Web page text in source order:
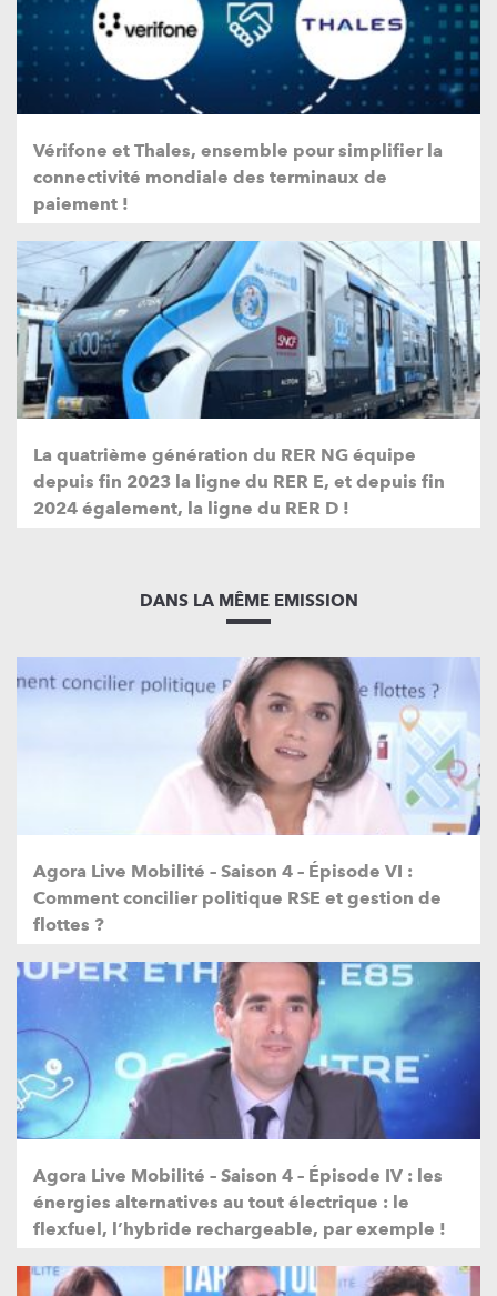
Vérifone et Thales, ensemble pour simplifier la
connectivité mondiale des terminaux de
paiement !
La quatrième génération du RER NG équipe
depuis fin 2023 la ligne du RER E, et depuis fin
2024 également, la ligne du RER D !
DANS LA MÊME EMISSION
Agora Live Mobilité – Saison 4 – Épisode VI :
Comment concilier politique RSE et gestion de
flottes ?
Agora Live Mobilité – Saison 4 – Épisode IV : les
énergies alternatives au tout électrique : le
flexfuel, l’hybride rechargeable, par exemple !